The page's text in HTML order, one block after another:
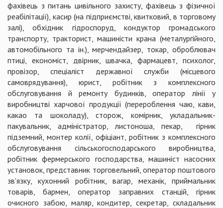
фахівець з питань цивільного захисту, фахівець з фізичної
реабілітації), касир (на підприємстві, квитковий, в торговому
залі), обхідник гідроспоруд, кондуктор громадського
транспорту, тракторист, машиністи крана (металургійного,
автомобільного та ін.), мерчендайзер, токар, оброблювач
птиці, економіст, двірник, швачка, фармацевт, психолог,
провізор, спеціаліст державної служби (місцевого
самоврядування), юрист, робітник з комплексного
обслуговування й ремонту будинків, оператор лінії у
виробництві харчової продукції (перероблення чаю, кави,
какао та шоколаду), сторож, комірник, укладальник-
пакувальник, адміністратор, листоноша, пекар, гірник
підземний, монтер колії, офіціант, робітник з комплексного
обслуговування сільськогосподарського виробництва,
робітник фермерського господарства, машиніст насосних
установок, представник торговельний, оператор поштового
зв'язку, кухонний робітник, вагар, механік, приймальник
товарів, бармен, оператор заправних станцій, гірник
очисного забою, маляр, кондитер, секретар, складальник